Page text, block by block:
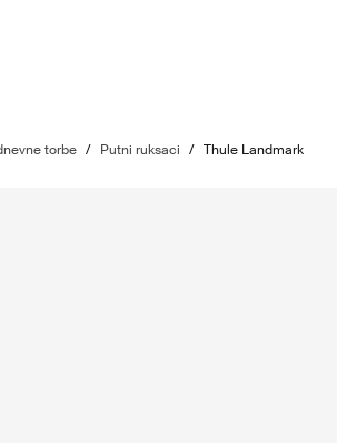
torbe / Putni ruksaci / Thule Landmark